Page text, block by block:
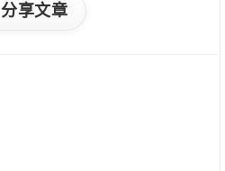
分享文章